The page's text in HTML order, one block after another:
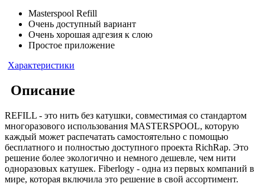
Masterspool Refill
Очень доступный вариант
Очень хорошая адгезия к слою
Простое приложение
Характеристики
Описание
REFILL - это нить без катушки, совместимая со стандартом
многоразового использования MASTERSPOOL, которую
каждый может распечатать самостоятельно с помощью
бесплатного и полностью доступного проекта RichRap. Это
решение более экологично и немного дешевле, чем нити
одноразовых катушек. Fiberlogy - одна из первых компаний в
мире, которая включила это решение в свой ассортимент.